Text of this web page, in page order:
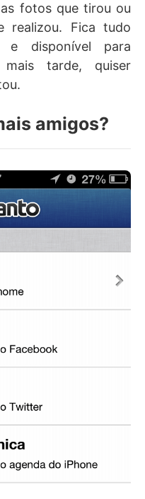
fotos que tirou ou
realizou. Fica tudo
e disponível para
tarde, quiser
amigos?